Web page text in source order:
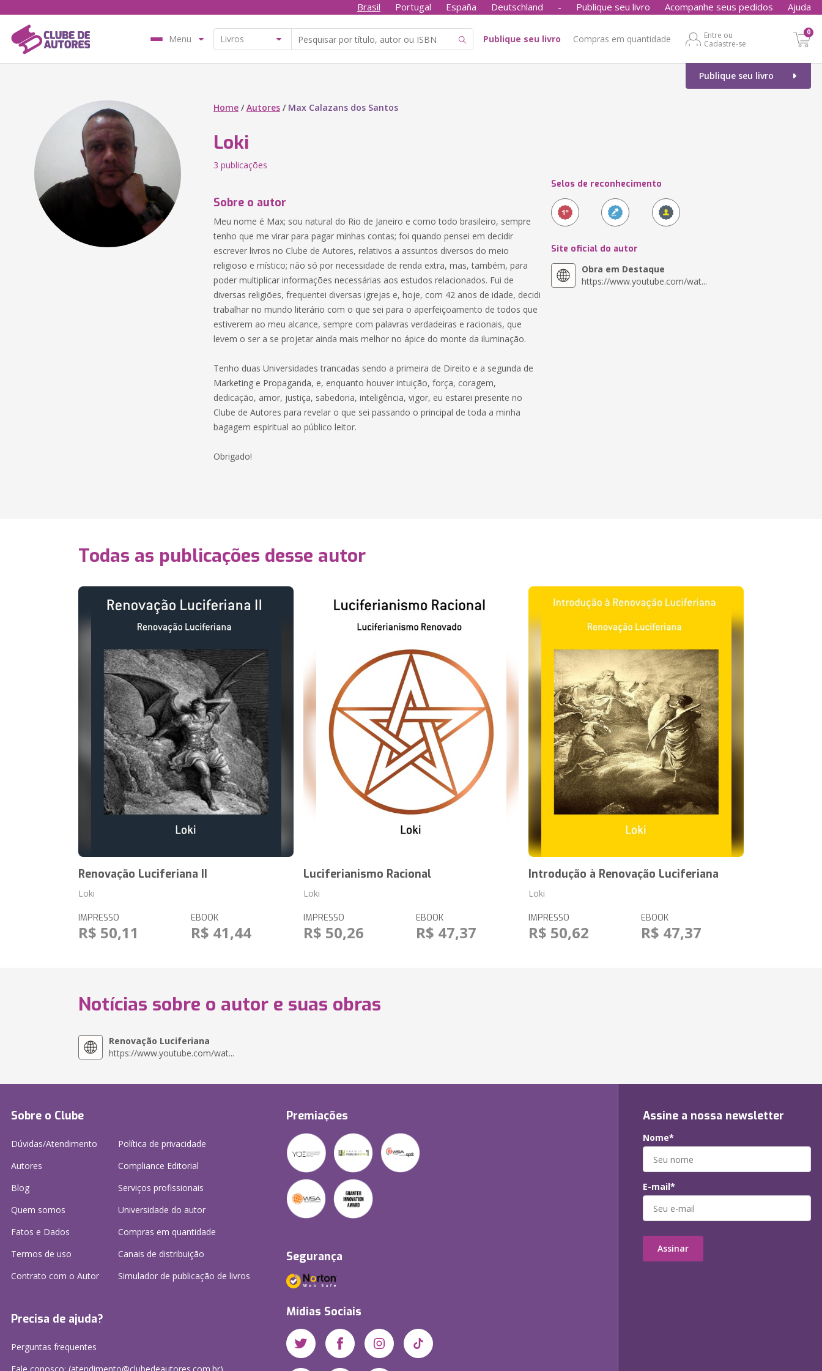
Brasil Portugal España Deutschland - Publique seu livro Acompanhe seus pedidos Ajuda
Menu Publique seu livro Compras em quantidade
Entre ou
Cadastre-se
0
Publique seu livro
Home /Autores / Max Calazans dos Santos
Loki
3 publicações
Sobre o autor
Meu nome é Max; sou natural do Rio de Janeiro e como todo brasileiro, sempre
tenho que me virar para pagar minhas contas; foi quando pensei em decidir
escrever livros no Clube de Autores, relativos a assuntos diversos do meio
religioso e místico; não só por necessidade de renda extra, mas, também, para
poder multiplicar informações necessárias aos estudos relacionados. Fui de
diversas religiões, frequentei diversas igrejas e, hoje, com 42 anos de idade, decidi
trabalhar no mundo literário com o que sei para o aperfeiçoamento de todos que
estiverem ao meu alcance, sempre com palavras verdadeiras e racionais, que
levem o ser a se projetar ainda mais melhor no ápice do monte da iluminação.
Tenho duas Universidades trancadas sendo a primeira de Direito e a segunda de
Marketing e Propaganda, e, enquanto houver intuição, força, coragem,
dedicação, amor, justiça, sabedoria, inteligência, vigor, eu estarei presente no
Clube de Autores para revelar o que sei passando o principal de toda a minha
bagagem espiritual ao público leitor.
Obrigado!
Selos de reconhecimento
Site oficial do autor
Obra em Destaque
https://www.youtube.com/wat...
Todas as publicações desse autor
Renovação Luciferiana II
Loki
IMPRESSO
R$ 50,11
EBOOK
R$ 41,44
Luciferianismo Racional
Loki
IMPRESSO
R$ 50,26
EBOOK
R$ 47,37
Introdução à Renovação Luciferiana
Loki
IMPRESSO
R$ 50,62
EBOOK
R$ 47,37
Notícias sobre o autor e suas obras
Renovação Luciferiana
https://www.youtube.com/wat...
Sobre o Clube
Dúvidas/Atendimento
Autores
Blog
Quem somos
Fatos e Dados
Termos de uso
Contrato com o Autor
Política de privacidade
Compliance Editorial
Serviços profissionais
Universidade do autor
Compras em quantidade
Canais de distribuição
Simulador de publicação de livros
Precisa de ajuda?
Perguntas frequentes
Premiações
Segurança
Mídias Sociais
Assine a nossa newsletter
Nome*
E-mail*
Assinar